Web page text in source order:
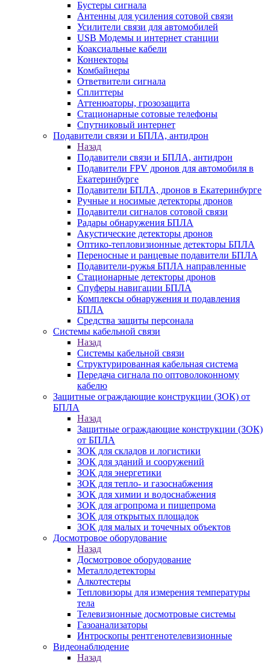
Бустеры сигнала
Антенны для усиления сотовой связи
Усилители связи для автомобилей
USB Модемы и интернет станции
Коаксиальные кабели
Коннекторы
Комбайнеры
Ответвители сигнала
Сплиттеры
Аттенюаторы, грозозащита
Стационарные сотовые телефоны
Спутниковый интернет
Подавители связи и БПЛА, антидрон
Назад
Подавители связи и БПЛА, антидрон
Подавители FPV дронов для автомобиля в
Екатеринбурге
Подавители БПЛА, дронов в Екатеринбурге
Ручные и носимые детекторы дронов
Подавители сигналов сотовой связи
Радары обнаружения БПЛА
Акустические детекторы дронов
Оптико-тепловизионные детекторы БПЛА
Переносные и ранцевые подавители БПЛА
Подавители-ружья БПЛА направленные
Стационарные детекторы дронов
Спуферы навигации БПЛА
Комплексы обнаружения и подавления
БПЛА
Средства защиты персонала
Системы кабельной связи
Назад
Системы кабельной связи
Структурированная кабельная система
Передача сигнала по оптоволоконному
кабелю
Защитные ограждающие конструкции (ЗОК) от
БПЛА
Назад
Защитные ограждающие конструкции (ЗОК)
от БПЛА
ЗОК для складов и логистики
ЗОК для зданий и сооружений
ЗОК для энергетики
ЗОК для тепло- и газоснабжения
ЗОК для химии и водоснабжения
ЗОК для агропрома и пищепрома
ЗОК для открытых площадок
ЗОК для малых и точечных объектов
Досмотровое оборудование
Назад
Досмотровое оборудование
Металлодетекторы
Алкотестеры
Тепловизоры для измерения температуры
тела
Телевизионные досмотровые системы
Газоанализаторы
Интроскопы рентгенотелевизионные
Видеонаблюдение
Назад